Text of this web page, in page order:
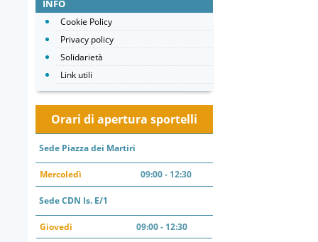
INFO
Cookie Policy
Privacy policy
Solidarietà
Link utili
Orari di apertura sportelli
Sede Piazza dei Martiri
Mercoledì 09:00 - 12:30
Sede CDN Is. E/1
Giovedì 09:00 - 12:30